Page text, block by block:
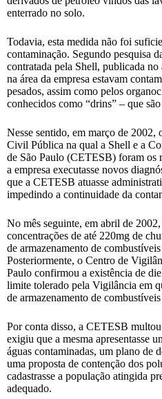
enterrado no solo.
Todavia, esta medida não foi
contaminação. Segundo pesquisa
contratada pela Shell, publicada no
na área da empresa estavam
pesados, assim como pelos
conhecidos como “drins” – que
Nesse sentido, em março de
Civil Pública na qual a Shell e a
de São Paulo (CETESB) foram os
a empresa executasse novos
que a CETESB atuasse
impedindo a continuidade da
No mês seguinte, em abril de
concentrações de até 220mg de
de armazenamento de
Posteriormente, o Centro de
Paulo confirmou a existência de
limite tolerado pela Vigilância em
de armazenamento de
Por conta disso, a CETESB
exigiu que a mesma apresentasse
águas contaminadas, um plano de
uma proposta de contenção dos
cadastrasse a população atingida
adequado.